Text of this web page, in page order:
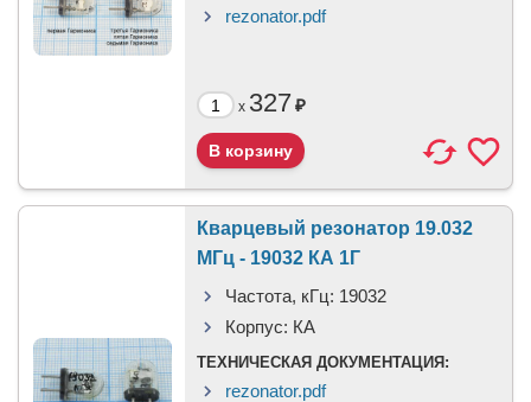
rezonator.pdf
x 327₽
Кварцевый резонатор 19.032
МГц - 19032 КА 1Г
Частота, кГц: 19032
Корпус: КА
ТЕХНИЧЕСКАЯ ДОКУМЕНТАЦИЯ:
rezonator.pdf